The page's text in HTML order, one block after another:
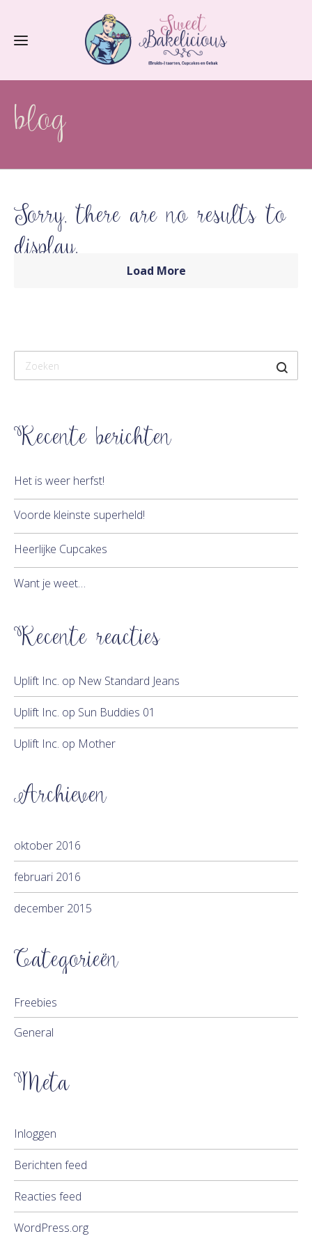
blog
Sorry, there are no results to
display.
Load More
Recente berichten
Het is weer herfst!
Voorde kleinste superheld!
Heerlijke Cupcakes
Want je weet…
Recente reacties
Uplift Inc. op New Standard Jeans
Uplift Inc. op Sun Buddies 01
Uplift Inc. op Mother
Archieven
oktober 2016
februari 2016
december 2015
Categorieën
Freebies
General
Meta
Inloggen
Berichten feed
Reacties feed
WordPress.org